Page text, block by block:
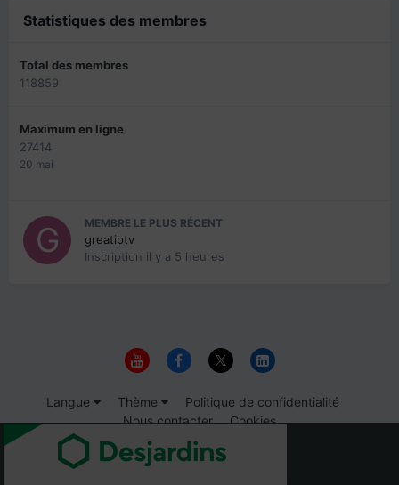
Statistiques des membres
Total des membres
118859
Maximum en ligne
27414
20 mai
MEMBRE LE PLUS RÉCENT
greatiptv
Inscription il y a 5 heures
Langue Thème
Politique de confidentialité
Nous contacter
Cookies
© 1999-2026 Immigrer.com Inc.